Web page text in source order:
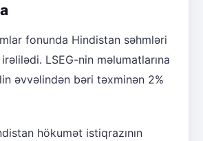
fonunda Hindistan səhmləri
LSEG-nin məlumatlarına
əvvəlindən bəri təxminən 2%
hökumət istiqrazının